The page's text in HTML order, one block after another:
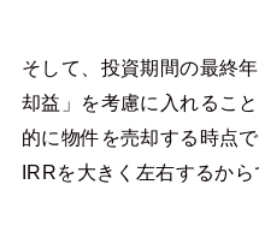
そして、投資期間の最終
却益」を考慮に入れるこ
的に物件を売却する時点
IRRを大きく左右するから